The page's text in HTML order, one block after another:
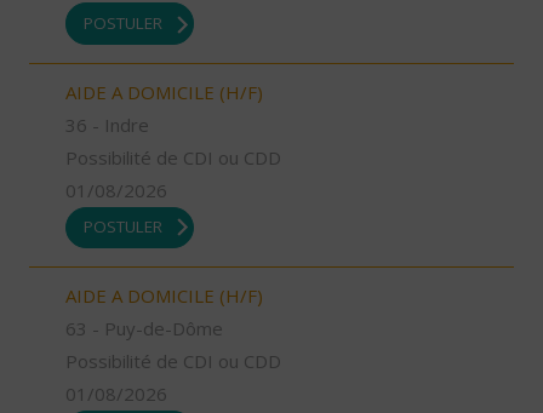
POSTULER
AIDE A DOMICILE (H/F)
36 - Indre
Possibilité de CDI ou CDD
01/08/2026
POSTULER
AIDE A DOMICILE (H/F)
63 - Puy-de-Dôme
Possibilité de CDI ou CDD
01/08/2026